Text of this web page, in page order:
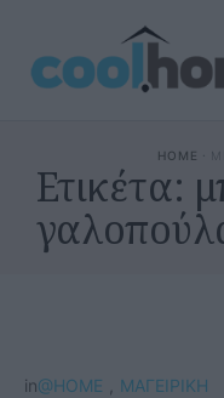
HOME ·
Ετικέτα:
in@HOME ΜΑΓΕΙΡΙΚΗ